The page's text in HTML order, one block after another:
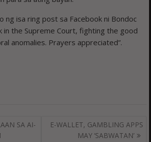
ng isa ring post sa Facebook ni Bondoc
in the Supreme Court, fighting the good
anomalies. Prayers appreciated”.
SA AI-
E-WALLET, GAMBLING APPS
MAY ‘SABWATAN’